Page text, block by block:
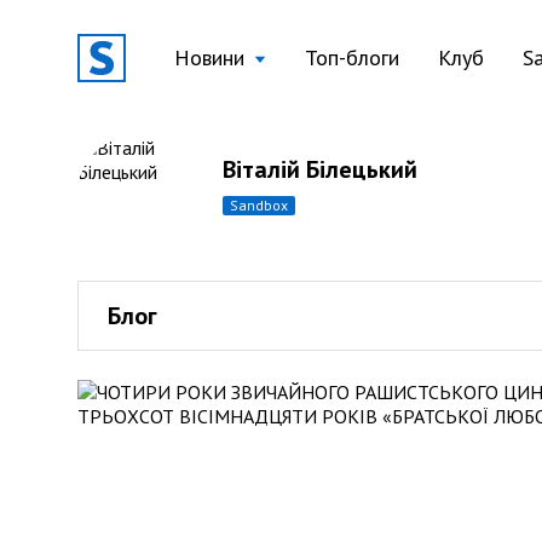
Новини Топ-блоги Клуб
Віталій Білецький
sandbox
Блог